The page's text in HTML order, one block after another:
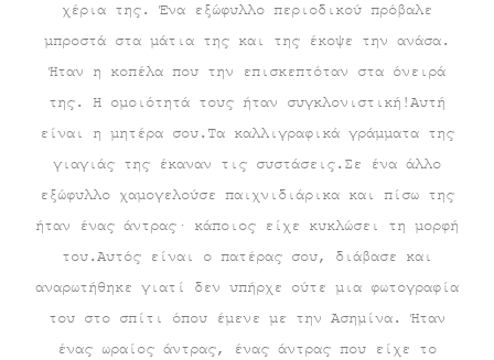
χέρια της. Ένα εξώφυλλο περιοδικού πρόβαλε
μπροστά στα μάτια της και της έκοψε την ανάσα.
Ήταν η κοπέλα που την επισκεπτόταν στα όνειρά
της. Η ομοιότητά τους ήταν συγκλονιστική!Αυτή
είναι η μητέρα σου.Τα καλλιγραφικά γράμματα της
γιαγιάς της έκαναν τις συστάσεις.Σε ένα άλλο
εξώφυλλο χαμογελούσε παιχνιδιάρικα και πίσω της
ήταν ένας άντρας· κάποιος είχε κυκλώσει τη μορφή
του.Αυτός είναι ο πατέρας σου, διάβασε και
αναρωτήθηκε γιατί δεν υπήρχε ούτε μια φωτογραφία
του στο σπίτι όπου έμενε με την Ασημίνα. Ήταν
ένας ωραίος άντρας, ένας άντρας που είχε το
was:
€15.50.
τιμή
είναι:
€13.95.